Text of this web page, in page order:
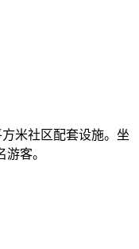
米社区配套设施。坐
客。